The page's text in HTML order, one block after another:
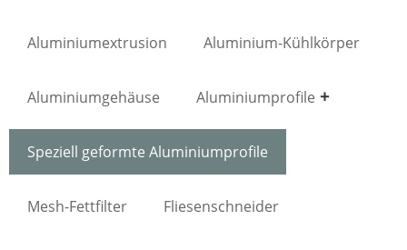
Aluminiumextrusion Aluminium-Kühlkörper
Aluminiumgehäuse Aluminiumprofile
Speziell geformte Aluminiumprofile
Mesh-Fettfilter Fliesenschneider